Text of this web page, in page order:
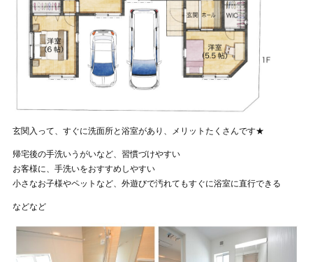
玄関入って、すぐに洗面所と浴室があり、メリットたくさんです★
帰宅後の手洗いうがいなど、習慣づけやすい
お客様に、手洗いをおすすめしやすい
小さなお子様やペットなど、外遊びで汚れてもすぐに浴室に直行できる
などなど